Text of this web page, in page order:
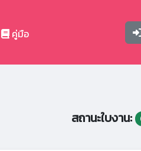
คู่มือ
สถานะใบงาน: